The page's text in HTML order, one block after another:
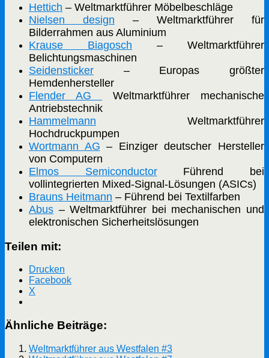
Hettich – Weltmarktführer Möbelbeschläge
Nielsen design – Weltmarktführer für
Bilderrahmen aus Aluminium
Krause Biagosch – Weltmarktführer
Belichtungsmaschinen
Seidensticker – Europas größter
Hemdenhersteller
Flender AG
Weltmarktführer mechanische
Antriebstechnik
Hammelmann Weltmarktführer
Hochdruckpumpen
Wortmann AG – Einziger deutscher Hersteller
von Computern
Elmos SemiconductorFührend bei
vollintegrierten Mixed-Signal-Lösungen (ASICs)
Brauns Heitmann – Führend bei Textilfarben
Abus – Weltmarktführer bei mechanischen und
elektronischen Sicherheitslösungen
Teilen mit:
Drucken
Facebook
X
Ähnliche Beiträge:
Weltmarktführer aus Westfalen #3